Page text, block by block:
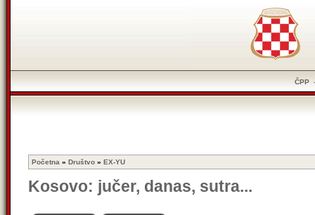
ČPP
Početna » Društvo » EX-YU
Kosovo: jučer, danas, sutra...